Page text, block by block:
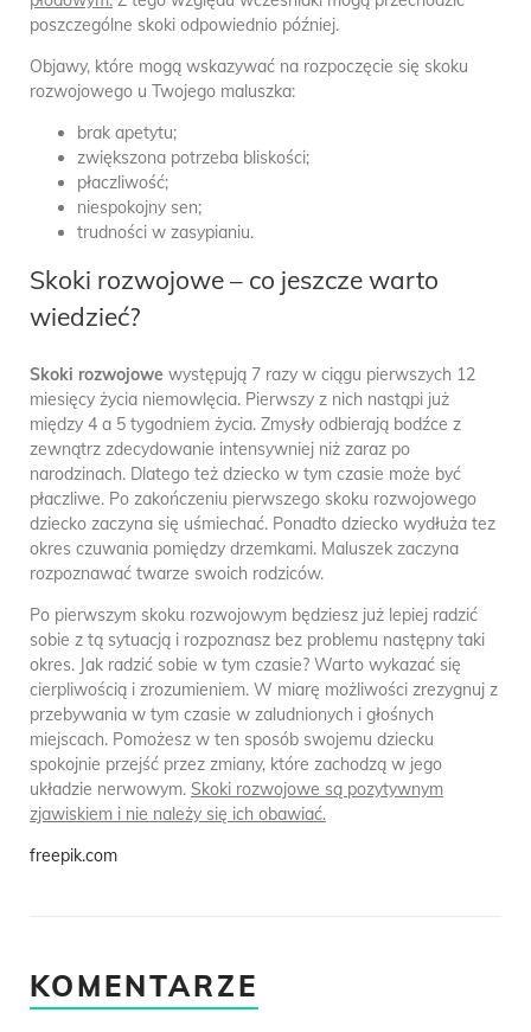
poszczególne skoki odpowiednio później.
Objawy, które mogą wskazywać na rozpoczęcie się skoku
rozwojowego u Twojego maluszka:
brak apetytu;
zwiększona potrzeba bliskości;
płaczliwość;
niespokojny sen;
trudności w zasypianiu.
Skoki rozwojowe – co jeszcze warto
wiedzieć?
Skoki rozwojowe występują 7 razy w ciągu pierwszych 12
miesięcy życia niemowlęcia. Pierwszy z nich nastąpi już
między 4 a 5 tygodniem życia. Zmysły odbierają bodźce z
zewnątrz zdecydowanie intensywniej niż zaraz po
narodzinach. Dlatego też dziecko w tym czasie może być
płaczliwe. Po zakończeniu pierwszego skoku rozwojowego
dziecko zaczyna się uśmiechać. Ponadto dziecko wydłuża tez
okres czuwania pomiędzy drzemkami. Maluszek zaczyna
rozpoznawać twarze swoich rodziców.
Po pierwszym skoku rozwojowym będziesz już lepiej radzić
sobie z tą sytuacją i rozpoznasz bez problemu następny taki
okres. Jak radzić sobie w tym czasie? Warto wykazać się
cierpliwością i zrozumieniem. W miarę możliwości zrezygnuj z
przebywania w tym czasie w zaludnionych i głośnych
miejscach. Pomożesz w ten sposób swojemu dziecku
spokojnie przejść przez zmiany, które zachodzą w jego
układzie nerwowym. Skoki rozwojowe są pozytywnym
zjawiskiem i nie należy się ich obawiać.
freepik.com
KOMENTARZE